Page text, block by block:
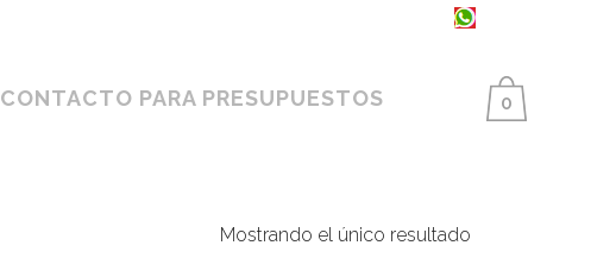
0
CONTACTO PARA PRESUPUESTOS
Mostrando el único resultado